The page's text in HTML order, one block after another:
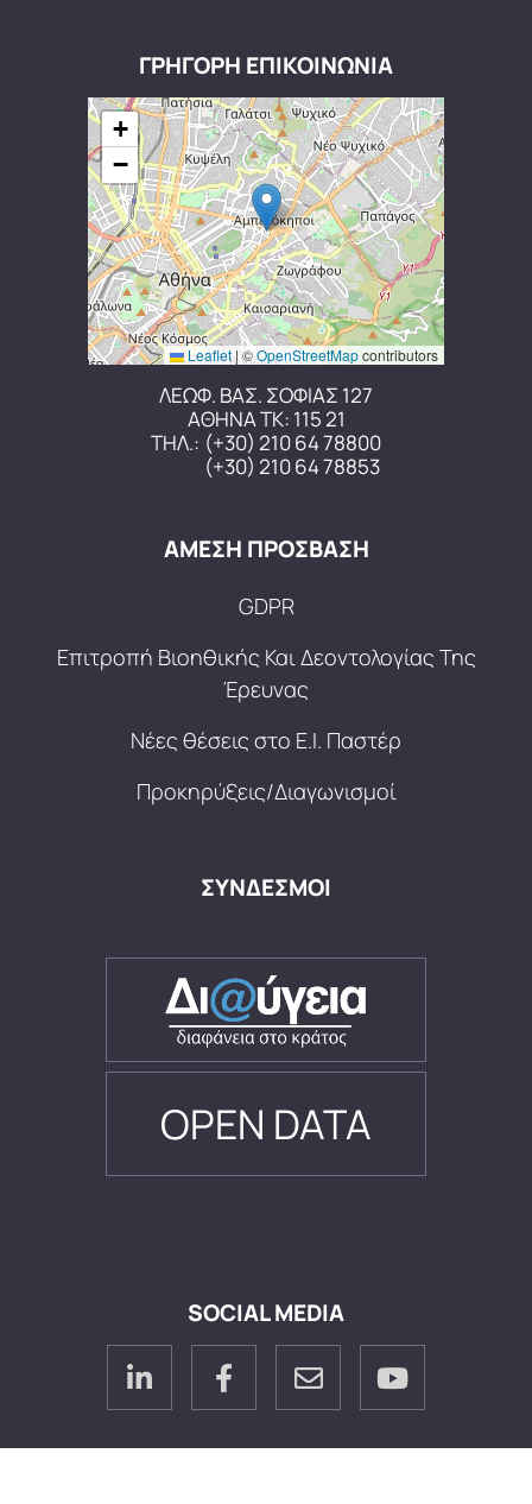
ΓΡΗΓΟΡΗ ΕΠΙΚΟΙΝΩΝΙΑ
+
−
Leaflet|©OpenStreetMapcontributors
ΛΕΩΦ. ΒΑΣ. ΣΟΦΙΑΣ 127
ΑΘΗΝΑ ΤΚ: 115 21
ΤΗΛ.: (+30) 210 64 78800
(+30) 210 64 78853
ΑΜΕΣΗ ΠΡΟΣΒΑΣΗ
GDPR
Επιτροπή Βιοηθικής Και Δεοντολογίας Της
Έρευνας
Νέες θέσεις στο Ε.Ι. Παστέρ
Προκηρύξεις/Διαγωνισμοί
ΣΥΝΔΕΣΜΟΙ
OPEN DATA
SOCIAL MEDIA